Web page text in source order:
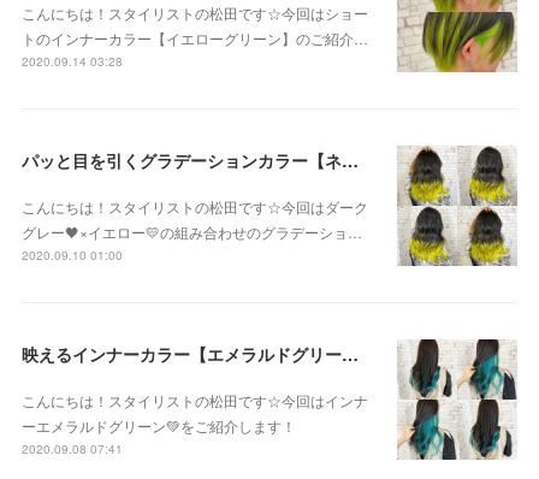
こんにちは！スタイリストの松田です☆今回はショー
トのインナーカラー【イエローグリーン】のご紹介…
2020.09.14 03:28
パッと目を引くグラデーションカラー【ネオンイエロー】
こんにちは！スタイリストの松田です☆今回はダーク
グレー🖤×イエロー💛の組み合わせのグラデーショ…
2020.09.10 01:00
映えるインナーカラー【エメラルドグリーン】
こんにちは！スタイリストの松田です☆今回はインナ
ーエメラルドグリーン💚をご紹介します！
2020.09.08 07:41